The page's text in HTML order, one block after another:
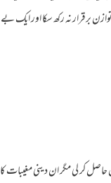
برقرار نہ رکھ سکا اور ایک بے
کر لی مگر ان دینی مغیبات کا